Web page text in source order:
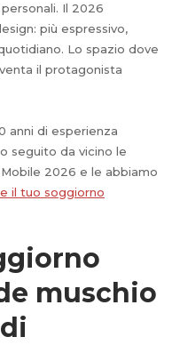
Il 2026
più espressivo,
Lo spazio dove
il protagonista
anni di esperienza
seguito da vicino le
2026 e le abbiamo
il tuo soggiorno
muschio